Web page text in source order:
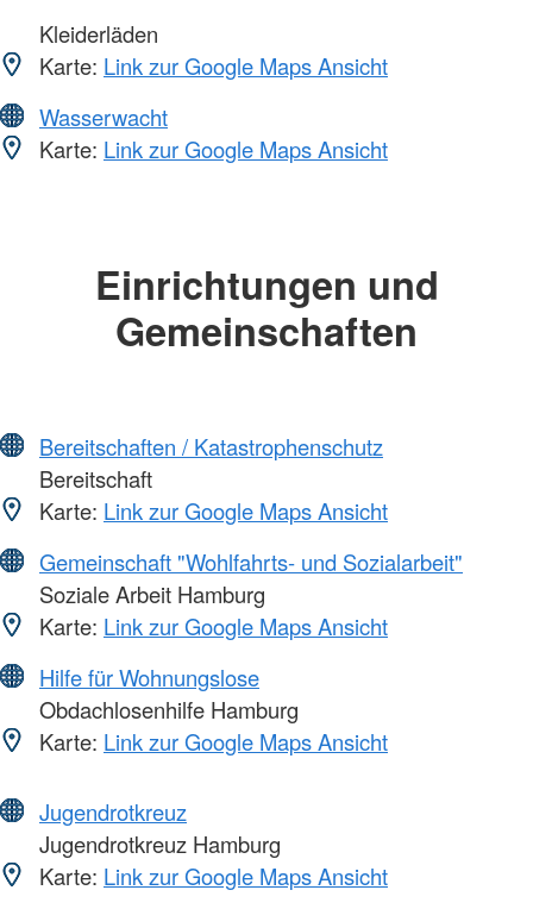
Kleiderläden
Karte: Link zur Google Maps Ansicht
Wasserwacht
Karte: Link zur Google Maps Ansicht
Einrichtungen und
Gemeinschaften
Bereitschaften / Katastrophenschutz
Bereitschaft
Karte: Link zur Google Maps Ansicht
Gemeinschaft "Wohlfahrts- und Sozialarbeit"
Soziale Arbeit Hamburg
Karte: Link zur Google Maps Ansicht
Hilfe für Wohnungslose
Obdachlosenhilfe Hamburg
Karte: Link zur Google Maps Ansicht
Jugendrotkreuz
Jugendrotkreuz Hamburg
Karte: Link zur Google Maps Ansicht